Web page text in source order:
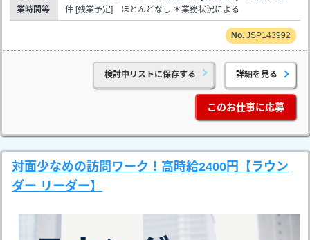
業時間等
件 [残業予定] ほとんどなし ＊業務状況による
JSP143992
検討中リストに保存する 詳細を見る
このお仕事に応募
対面少なめの訪問ワーク！高時給2400円【ラウン
ダー リーダー】